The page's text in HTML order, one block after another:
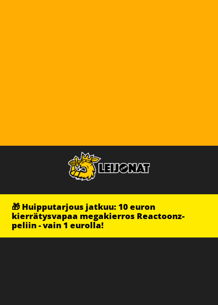
🎁 Huipputarjous jatkuu: 10 euron
kierrätysvapaa megakierros Reactoonz-
peliin - vain 1 eurolla!